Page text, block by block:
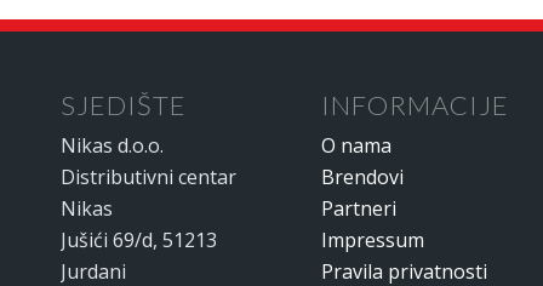
SJEDIŠTE
Nikas d.o.o.
Distributivni centar
Nikas
Jušići 69/d, 51213
Jurdani
INFORMACIJE
O nama
Brendovi
Partneri
Impressum
Pravila privatnosti